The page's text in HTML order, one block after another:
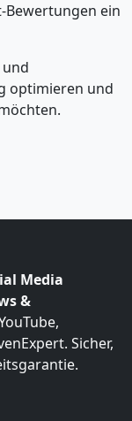
ein
optimieren und
Media
&
Sicher,